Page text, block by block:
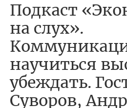
Подкаст
на слух».
научиться
убеждать.
Суворов,